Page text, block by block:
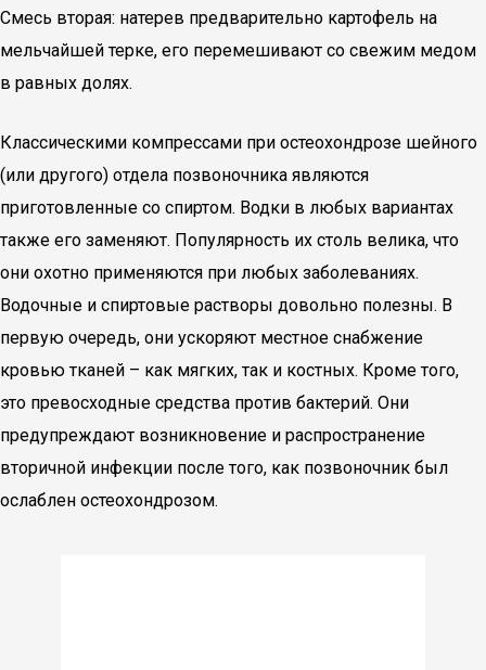
Смесь вторая: натерев предварительно картофель на
мельчайшей терке, его перемешивают со свежим медом
в равных долях.
Классическими компрессами при остеохондрозе шейного
(или другого) отдела позвоночника являются
приготовленные со спиртом. Водки в любых вариантах
также его заменяют. Популярность их столь велика, что
они охотно применяются при любых заболеваниях.
Водочные и спиртовые растворы довольно полезны. В
первую очередь, они ускоряют местное снабжение
кровью тканей – как мягких, так и костных. Кроме того,
это превосходные средства против бактерий. Они
предупреждают возникновение и распространение
вторичной инфекции после того, как позвоночник был
ослаблен остеохондрозом.